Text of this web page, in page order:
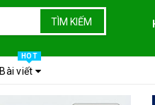
TÌM KIẾM
Bài viết
HOT